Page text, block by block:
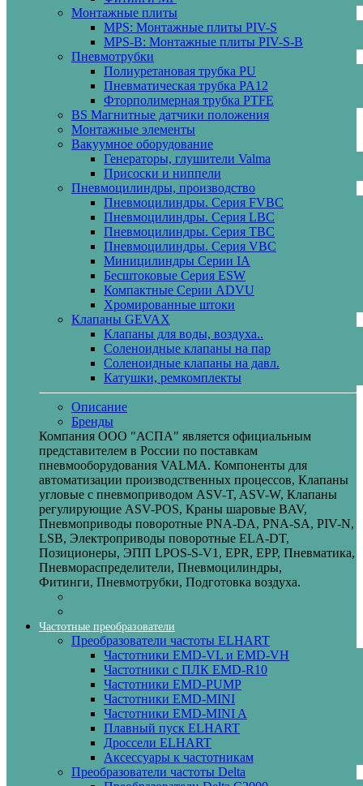
Монтажные плиты
MPS: Монтажные плиты PIV-S
MPS-B: Монтажные плиты PIV-S-B
Пневмотрубки
Полиуретановая трубка PU
Пневматическая трубка PA12
Фторполимерная трубка PTFE
BS Магнитные датчики положения
Монтажные элементы
Вакуумное оборудование
Генераторы, глушители Valma
Присоски и ниппели
Пневмоцилиндры, производство
Пневмоцилиндры. Серия FVBC
Пневмоцилиндры. Серия LBC
Пневмоцилиндры. Серия TBC
Пневмоцилиндры. Серия VBC
Миницилиндры Cерии IA
Бесштоковые Серия ESW
Компактные Серии ADVU
Хромированные штоки
Клапаны GEVAX
Клапаны для воды, воздуха..
Соленоидные клапаны на пар
Соленоидные клапаны на давл.
Катушки, ремкомплекты
Описание
Бренды
Компания ООО "АСПА" является официальным
представителем в России по поставкам
пневмооборудования VALMA. Компоненты для
автоматизации производственных процессов, Клапаны
угловые с пневмоприводом ASV-T, ASV-W, Клапаны
регулирующие ASV-POS, Краны шаровые BAV,
Пневмоприводы поворотные PNA-DA, PNA-SA, PIV-N,
LSB, Электроприводы поворотные ELA-DT,
Позиционеры, ЭПП LPOS-S-V1, EPR, EPP, Пневматика,
Пневмораспределители, Пневмоцилиндры,
Фитинги, Пневмотрубки, Подготовка воздуха.
Частотные преобразователи
Преобразователи частоты ELHART
Частотники EMD-VL и EMD-VH
Частотники с ПЛК EMD-R10
Частотники EMD-PUMP
Частотники EMD‑MINI
Частотники EMD‑MINI A
Плавный пуск ELHART
Дроссели ELHART
Аксессуары к частотникам
Преобразователи частоты Delta